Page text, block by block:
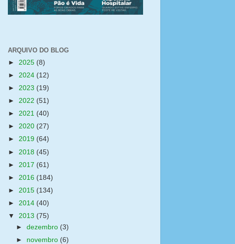
ARQUIVO DO BLOG
► 2025 (8)
► 2024 (12)
► 2023 (19)
► 2022 (51)
► 2021 (40)
► 2020 (27)
► 2019 (64)
► 2018 (45)
► 2017 (61)
► 2016 (184)
► 2015 (134)
► 2014 (40)
▼ 2013 (75)
►dezembro (3)
► novembro (6)